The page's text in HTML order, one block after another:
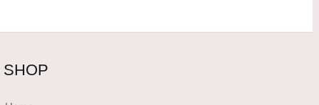
SHOP